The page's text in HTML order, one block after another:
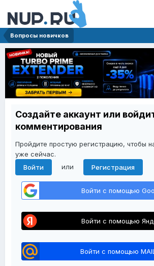
Вопросы новичков
Создайте аккаунт или
комментирования
Пройдите простую регистрацию, чтобы
уже сейчас.
Войти
или Регистрация
Войти с помощью
Войти с помощью
Войти с помощью